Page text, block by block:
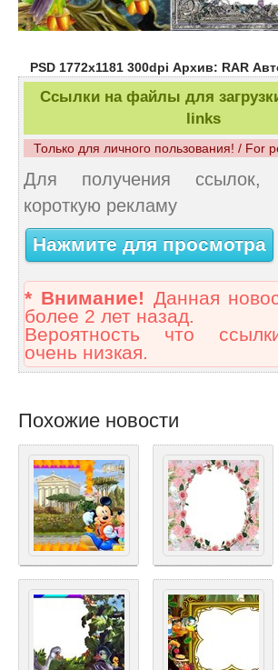
PSD 1772х1181 300dpi Архив: RAR
Ссылки на файлы для
links
Только для личного пользования! / For
Для получения ссылок,
короткую рекламу
Нажмите для просмотра
* Внимание! Данная
более 2 лет назад.
Вероятность что
очень низкая.
Похожие новости